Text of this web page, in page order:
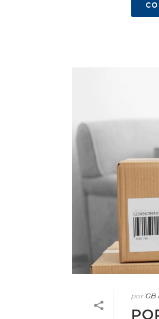
por GB